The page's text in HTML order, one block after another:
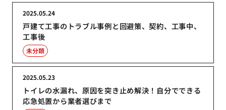
戸建て工事のトラブル事例と回避策、契約、工事中、
工事後
2025.05.24
未分類
トイレの水漏れ、原因を突き止め解決！自分でできる
応急処置から業者選びまで
2025.05.23